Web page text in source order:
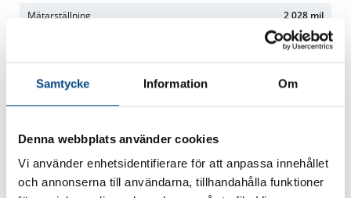
Samtycke Information Om
Denna webbplats använder cookies
Vi använder enhetsidentifierare för att anpassa innehållet
och annonserna till användarna, tillhandahålla funktioner
Mätarställning
2 028 mil
PMR01U
Kaross
SUV
Färg
Effekt
350
Cylindervolym
1969 cm3
Toppfart
180 km/h